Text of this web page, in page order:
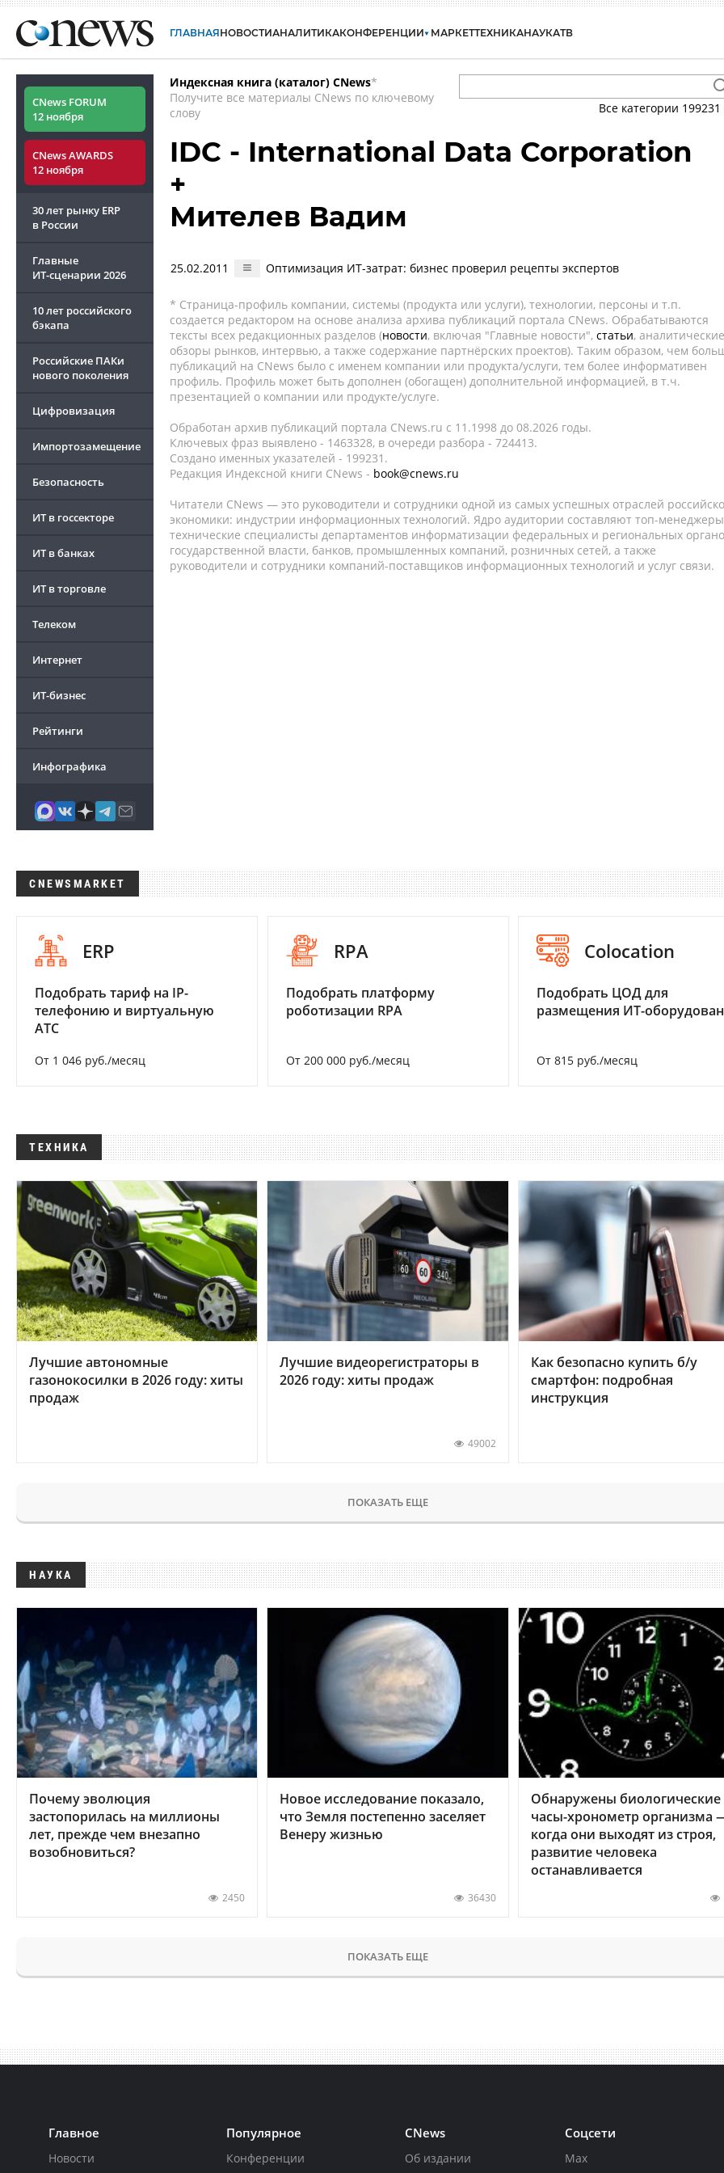
ГЛАВНАЯНОВОСТИАНАЛИТИКАКОНФЕРЕНЦИИ МАРКЕТТЕХНИКАНАУКАТВ
CNews FORUM
12 ноября
CNews AWARDS
12 ноября
30 лет рынку ERP
в России
Главные
ИТ-сценарии 2026
10 лет российского
бэкапа
Российские ПАКи
нового поколения
Цифровизация
Импортозамещение
Безопасность
ИТ в госсекторе
ИТ в банках
ИТ в торговле
Телеком
Интернет
ИТ-бизнес
Рейтинги
Инфографика
Индексная книга (каталог) CNews*
Получите все материалы CNews по ключевому
слову
Все категории 199231
IDC - International Data Corporation
+
Мителев Вадим
25.02.2011 Оптимизация ИТ-затрат: бизнес проверил рецепты экспертов
* Страница-профиль компании, системы (продукта или услуги), технологии, персоны и т.п.
создается редактором на основе анализа архива публикаций портала CNews. Обрабатываются
тексты всех редакционных разделов (новости, включая "Главные новости", статьи, аналитические
обзоры рынков, интервью, а также содержание партнёрских проектов). Таким образом, чем
публикаций на CNews было с именем компании или продукта/услуги, тем более информативен
профиль. Профиль может быть дополнен (обогащен) дополнительной информацией, в т.ч.
презентацией о компании или продукте/услуге.
Обработан архив публикаций портала CNews.ru c 11.1998 до 08.2026 годы.
Ключевых фраз выявлено - 1463328, в очереди разбора - 724413.
Создано именных указателей - 199231.
Редакция Индексной книги CNews - book@cnews.ru
Читатели CNews — это руководители и сотрудники одной из самых успешных отраслей
экономики: индустрии информационных технологий. Ядро аудитории составляют топ-
технические специалисты департаментов информатизации федеральных и региональных
государственной власти, банков, промышленных компаний, розничных сетей, а также
руководители и сотрудники компаний-поставщиков информационных технологий и услуг связи.
CNEWSMARKET
ERP
Подобрать тариф на IP-
телефонию и виртуальную
АТС
От 1 046 руб./месяц
RPA
Подобрать платформу
роботизации RPA
От 200 000 руб./месяц
Colocation
Подобрать ЦОД для
размещения ИТ-
От 815 руб./месяц
ТЕХНИКА
Лучшие автономные
газонокосилки в 2026 году: хиты
продаж
Лучшие видеорегистраторы в
2026 году: хиты продаж
49002
Как безопасно купить б/у
смартфон: подробная
инструкция
ПОКАЗАТЬ ЕЩЕ
НАУКА
Почему эволюция
застопорилась на миллионы
лет, прежде чем внезапно
возобновиться?
2450
Новое исследование показало,
что Земля постепенно заселяет
Венеру жизнью
36430
Обнаружены биологические
часы-хронометр организма
когда они выходят из строя,
развитие человека
останавливается
ПОКАЗАТЬ ЕЩЕ
Главное
Новости
Популярное
Конференции
CNews
Об издании
Соцсети
Max